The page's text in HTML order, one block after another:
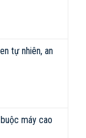
tự nhiên, an
máy cao